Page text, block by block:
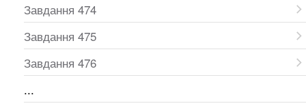
Завдання 474
Завдання 475
Завдання 476
...